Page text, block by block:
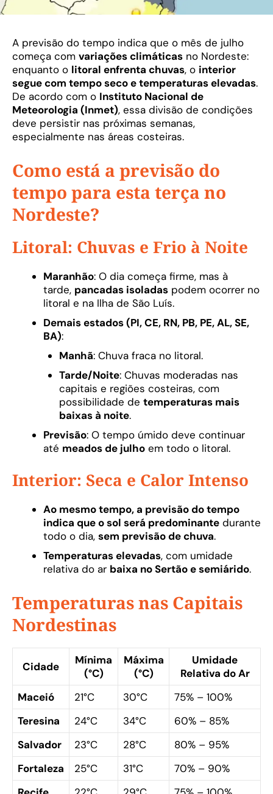
A previsão do tempo indica que o mês de julho
começa com variações climáticas no Nordeste:
enquanto o litoral enfrenta chuvas, o interior
segue com tempo seco e temperaturas elevadas.
De acordo com o Instituto Nacional de
Meteorologia (Inmet), essa divisão de condições
deve persistir nas próximas semanas,
especialmente nas áreas costeiras.
Como está a previsão do
tempo para esta terça no
Nordeste?
Litoral: Chuvas e Frio à Noite
Maranhão: O dia começa firme, mas à
tarde, pancadas isoladas podem ocorrer no
litoral e na Ilha de São Luís.
Demais estados (PI, CE, RN, PB, PE, AL, SE,
BA):
Manhã: Chuva fraca no litoral.
Tarde/Noite: Chuvas moderadas nas
capitais e regiões costeiras, com
possibilidade de temperaturas mais
baixas à noite.
Previsão: O tempo úmido deve continuar
até meados de julho em todo o litoral.
Interior: Seca e Calor Intenso
Ao mesmo tempo, a previsão do tempo
indica que o sol será predominante durante
todo o dia, sem previsão de chuva.
Temperaturas elevadas, com umidade
relativa do ar baixa no Sertão e semiárido.
Temperaturas nas Capitais
Nordestinas
Cidade
Mínima
(°C)
Máxima
(°C)
Umidade
Relativa do Ar
Maceió
21°C 30°C
75% – 100%
Teresina
24°C 34°C
60% – 85%
Salvador
23°C 28°C
80% – 95%
Fortaleza
25°C 31°C
70% – 90%